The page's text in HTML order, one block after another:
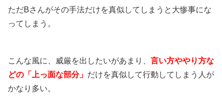
ただBさんがその手法だけを真似してしまうと大惨事にな
ってしまう。
こんな風に、威厳を出したいがあまり、 言い方ややり方な
どの「上っ面な部分」 だけを真似して行動してしまう人が
かなり多い。